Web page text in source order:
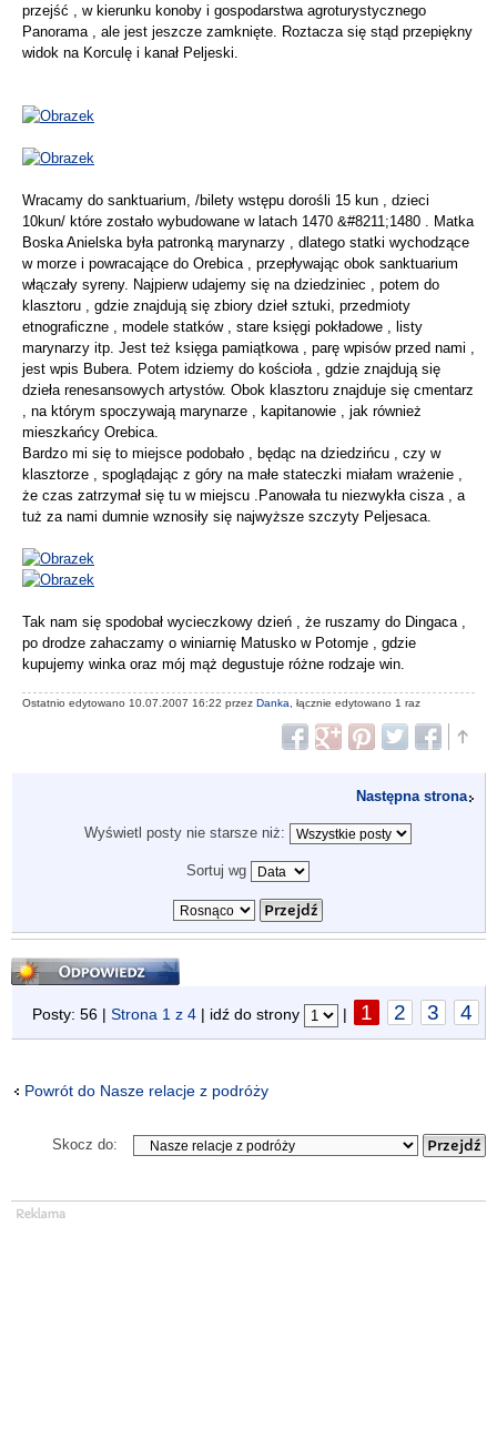
przejść , w kierunku konoby i gospodarstwa agroturystycznego
Panorama , ale jest jeszcze zamknięte. Roztacza się stąd przepiękny
widok na Korculę i kanał Peljeski.
Wracamy do sanktuarium, /bilety wstępu dorośli 15 kun , dzieci
10kun/ które zostało wybudowane w latach 1470 &#8211;1480 . Matka
Boska Anielska była patronką marynarzy , dlatego statki wychodzące
w morze i powracające do Orebica , przepływając obok sanktuarium
włączały syreny. Najpierw udajemy się na dziedziniec , potem do
klasztoru , gdzie znajdują się zbiory dzieł sztuki, przedmioty
etnograficzne , modele statków , stare księgi pokładowe , listy
marynarzy itp. Jest też księga pamiątkowa , parę wpisów przed nami ,
jest wpis Bubera. Potem idziemy do kościoła , gdzie znajdują się
dzieła renesansowych artystów. Obok klasztoru znajduje się cmentarz
, na którym spoczywają marynarze , kapitanowie , jak również
mieszkańcy Orebica.
Bardzo mi się to miejsce podobało , będąc na dziedzińcu , czy w
klasztorze , spoglądając z góry na małe stateczki miałam wrażenie ,
że czas zatrzymał się tu w miejscu .Panowała tu niezwykła cisza , a
tuż za nami dumnie wznosiły się najwyższe szczyty Peljesaca.
Tak nam się spodobał wycieczkowy dzień , że ruszamy do Dingaca ,
po drodze zahaczamy o winiarnię Matusko w Potomje , gdzie
kupujemy winka oraz mój mąż degustuje różne rodzaje win.
Ostatnio edytowano 10.07.2007 16:22 przez Danka, łącznie edytowano 1 raz
Następna strona
Wyświetl posty nie starsze niż:
Sortuj wg
Odpowiedz
Posty: 56 | Strona 1 z 4 | idź do strony | 1 2 3 4
Powrót do Nasze relacje z podróży
Skocz do: